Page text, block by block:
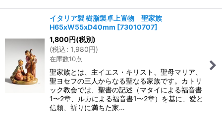
イタリア製 樹脂製卓上置物 聖家族
H65xW55xD40mm [73010707]
1,800円(税別)
(税込: 1,980円)
在庫数10点
聖家族とは、主イエス・キリスト、聖母マリア、
聖ヨセフの三人からなる聖なる家族です。カトリ
ック教会では、聖書の記述（マタイによる福音書
1〜2章、ルカによる福音書1〜2章）を基に、愛と
信頼、祈りに満ちた家…